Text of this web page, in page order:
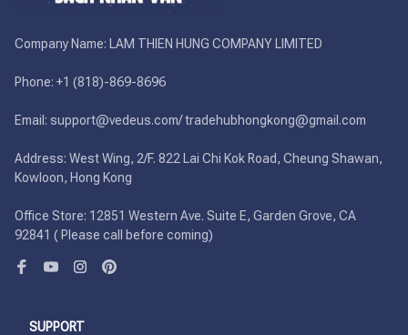
Company Name: LAM THIEN HUNG COMPANY LIMITED
Phone: +1 (818)-869-8696
Email: support@vedeus.com/ tradehubhongkong@gmail.com
Address: West Wing, 2/F. 822 Lai Chi Kok Road, Cheung Shawan,
Kowloon, Hong Kong
Office Store: 12851 Western Ave. Suite E, Garden Grove, CA
92841 ( Please call before coming)
SUPPORT